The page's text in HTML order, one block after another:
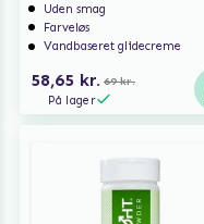
Uden smag
Farveløs
Vandbaseret glidecreme
58,65 kr. 69 kr.
På lager